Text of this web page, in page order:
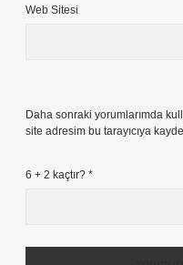
Web Sitesi
Daha sonraki yorumlarımda
site adresim bu tarayıcıya
6 + 2 kaçtır? *